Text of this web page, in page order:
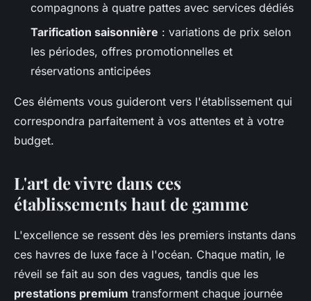
compagnons à quatre pattes avec services dédiés
Tarification saisonnière : variations de prix selon
les périodes, offres promotionnelles et
réservations anticipées
Ces éléments vous guideront vers l'établissement qui
correspondra parfaitement à vos attentes et à votre
budget.
L'art de vivre dans ces
établissements haut de gamme
L'excellence se ressent dès les premiers instants dans
ces havres de luxe face à l'océan. Chaque matin, le
réveil se fait au son des vagues, tandis que les
prestations premium transforment chaque journée